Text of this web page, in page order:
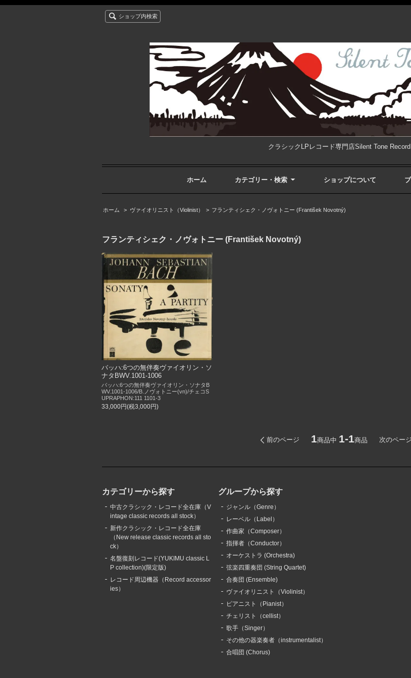
ショップ内検索
クラシックLPレコード専門店Silent Tone Record
ホーム カテゴリー・検索 ショップについて
ホーム > ヴァイオリニスト（Violinist） > フランティシェク・ノヴォトニー (František Novotný)
フランティシェク・ノヴォトニー (František Novotný)
バッハ:6つの無伴奏ヴァイオリン・ソ
ナタBWV.1001-1006
バッハ:6つの無伴奏ヴァイオリン・ソナタB
WV.1001-1006/B.ノヴォトニー(vn)/チェコS
UPRAPHON:111 1101-3
33,000円(税3,000円)
前のページ 1商品中 1-1商品 次のページ
カテゴリーから探す
中古クラシック・レコード全在庫（V
intage classic records all stock）
新作クラシック・レコード全在庫
（New release classic records all sto
ck）
名盤復刻レコード(YUKIMU classic L
P collection)(限定版)
レコード周辺機器（Record accessor
ies）
グループから探す
ジャンル（Genre）
レーベル（Label）
作曲家（Composer）
指揮者（Conductor）
オーケストラ (Orchestra)
弦楽四重奏団 (String Quartet)
合奏団 (Ensemble)
ヴァイオリニスト（Violinist）
ピアニスト（Pianist）
チェリスト（cellist）
歌手（Singer）
その他の器楽奏者（instrumentalist）
合唱団 (Chorus)